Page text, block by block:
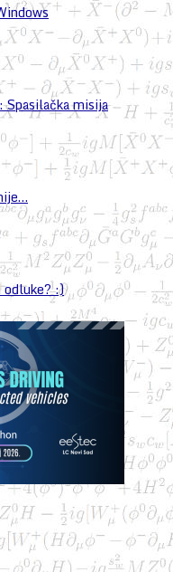
Spasilačka misija
odluke? :)